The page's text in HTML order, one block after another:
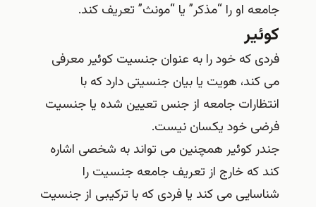
جامعه او را “مذکر” یا “مونث” تعریف کند.
کوئیر
فردی که خود را به عنوان جنسیت کوئیر معرفی
می کند، هویت یا بیان جنسیتی دارد که با
انتظارات جامعه از جنس تعیین شده یا جنسیت
فرضی خود یکسان نیست.
جندر کوئیر همچنین می‌ تواند به شخصی اشاره
کند که خارج از تعریف جامعه جنسیت را
شناسایی می‌ کند یا فردی که با ترکیبی از جنسیت‌